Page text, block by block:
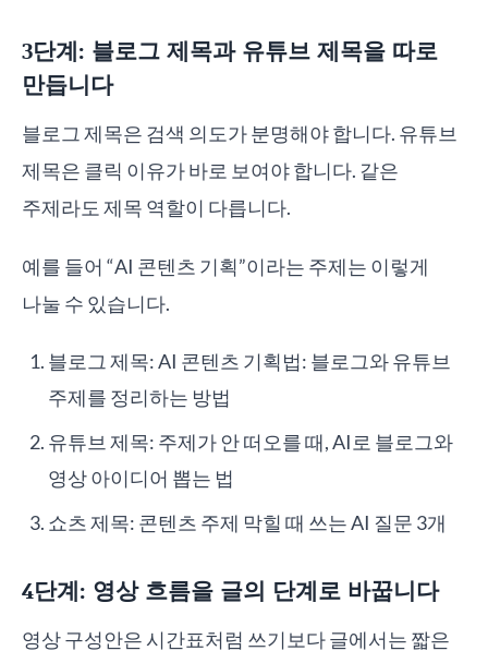
3단계: 블로그 제목과 유튜브 제목을 따로
만듭니다
블로그 제목은 검색 의도가 분명해야 합니다. 유튜브
제목은 클릭 이유가 바로 보여야 합니다. 같은
주제라도 제목 역할이 다릅니다.
예를 들어 “AI 콘텐츠 기획”이라는 주제는 이렇게
나눌 수 있습니다.
블로그 제목: AI 콘텐츠 기획법: 블로그와 유튜브
주제를 정리하는 방법
유튜브 제목: 주제가 안 떠오를 때, AI로 블로그와
영상 아이디어 뽑는 법
쇼츠 제목: 콘텐츠 주제 막힐 때 쓰는 AI 질문 3개
4단계: 영상 흐름을 글의 단계로 바꿉니다
영상 구성안은 시간표처럼 쓰기보다 글에서는 짧은